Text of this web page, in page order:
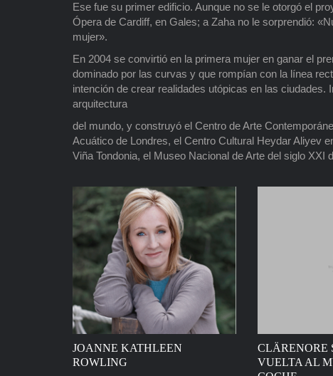
Ese fue su primer edificio. Aunque no se le otorgó el
Ópera de Cardiff, en Gales; a Zaha no le sorprendió:
mujer».
En 2004 se convirtió en la primera mujer en ganar el
dominado por las curvas y que rompían con la línea
intención de crear realidades utópicas en las
arquitectura
del mundo, y construyó el Centro de Arte
Acuático de Londres, el Centro Cultural Heydar Aliyev
Viña Tondonia, el Museo Nacional de Arte del siglo
JOANNE KATHLEEN
ROWLING
CLÄRENORE
VUELTA AL